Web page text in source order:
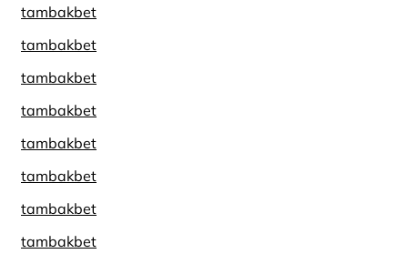
tambakbet
tambakbet
tambakbet
tambakbet
tambakbet
tambakbet
tambakbet
tambakbet